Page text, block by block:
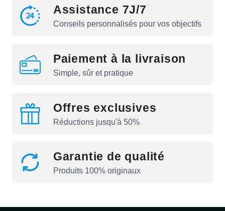
Assistance 7J/7
Conseils personnalisés pour vos objectifs
Paiement à la livraison
Simple, sûr et pratique
Offres exclusives
Réductions jusqu'à 50%
Garantie de qualité
Produits 100% originaux